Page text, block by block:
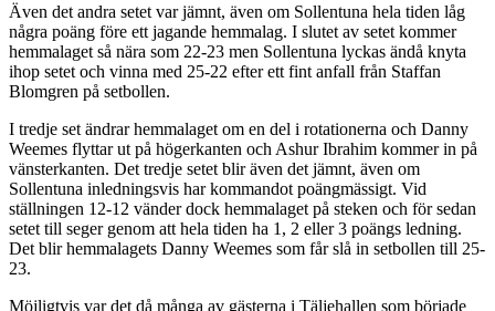
Även det andra setet var jämnt, även om Sollentuna hela tiden låg
några poäng före ett jagande hemmalag. I slutet av setet kommer
hemmalaget så nära som 22-23 men Sollentuna lyckas ändå knyta
ihop setet och vinna med 25-22 efter ett fint anfall från Staffan
Blomgren på setbollen.
I tredje set ändrar hemmalaget om en del i rotationerna och Danny
Weemes flyttar ut på högerkanten och Ashur Ibrahim kommer in på
vänsterkanten. Det tredje setet blir även det jämnt, även om
Sollentuna inledningsvis har kommandot poängmässigt. Vid
ställningen 12-12 vänder dock hemmalaget på steken och för sedan
setet till seger genom att hela tiden ha 1, 2 eller 3 poängs ledning.
Det blir hemmalagets Danny Weemes som får slå in setbollen till 25-
23.
Möjligtvis var det då många av gästerna i Täljehallen som började